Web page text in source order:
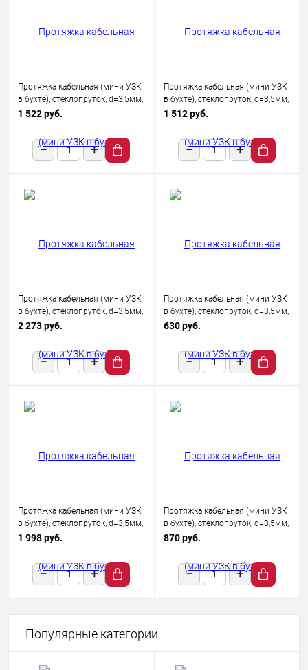
Протяжка кабельная (мини УЗК
в бухте), стеклопруток, d=3,5мм,
20м КРАСНАЯ
1 522 руб.
Протяжка кабельная (мини УЗК
в бухте), стеклопруток, d=3,5мм,
30м КРАСНАЯ
1 512 руб.
Протяжка кабельная (мини УЗК
в бухте), стеклопруток, d=3,5мм,
50м КРАСНАЯ
2 273 руб.
Протяжка кабельная (мини УЗК
в бухте), стеклопруток, d=3,5мм,
5м КРАСНАЯ
630 руб.
Протяжка кабельная (мини УЗК
в бухте), стеклопруток, d=3,5мм,
25м КРАСНАЯ
1 998 руб.
Протяжка кабельная (мини УЗК
в бухте), стеклопруток, d=3,5мм,
7м КРАСНАЯ
870 руб.
Популярные категории